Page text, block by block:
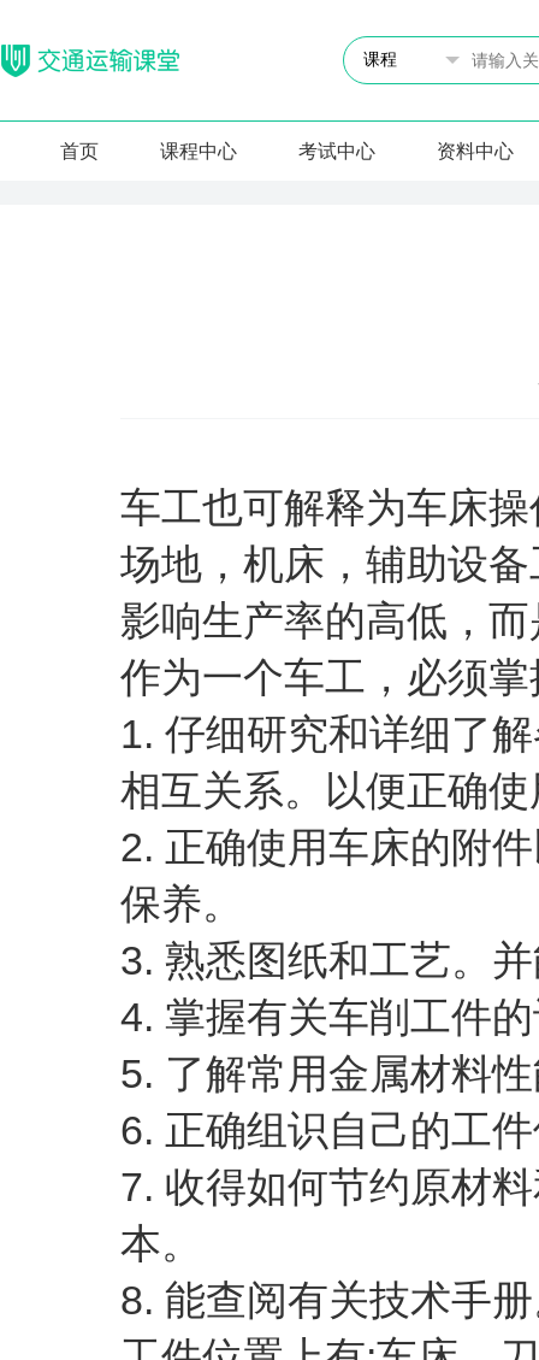
首页 课程中心 考试中心 资料中心
车工也可解释为车床
场地，机床，辅助设备
影响生产率的高低，
作为一个车工，必须
1. 仔细研究和详细了
相互关系。以便正确
2. 正确使用车床的附
保养。
3. 熟悉图纸和工艺。
4. 掌握有关车削工件
5. 了解常用金属材料
6. 正确组识自己的工
7. 收得如何节约原材
本。
8. 能查阅有关技术手